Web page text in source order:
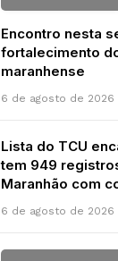
Encontro nesta
fortalecimento
maranhense
6 de agosto de 2026
Lista do TCU
tem 949
Maranhão com
6 de agosto de 2026